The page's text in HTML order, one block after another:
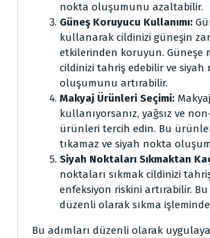
nokta oluşumunu azaltabilir.
Güneş Koruyucu Kullanımı:
kullanarak cildinizi güneşin
etkilerinden koruyun. Güneşe
cildinizi tahriş edebilir ve siyah
oluşumunu artırabilir.
Makyaj Ürünleri Seçimi: Makyaj
kullanıyorsanız, yağsız ve
ürünleri tercih edin. Bu
tıkamaz ve siyah nokta
Siyah Noktaları Sıkmaktan
noktaları sıkmak cildinizi
enfeksiyon riskini artırabilir.
düzenli olarak sıkma
Bu adımları düzenli olarak